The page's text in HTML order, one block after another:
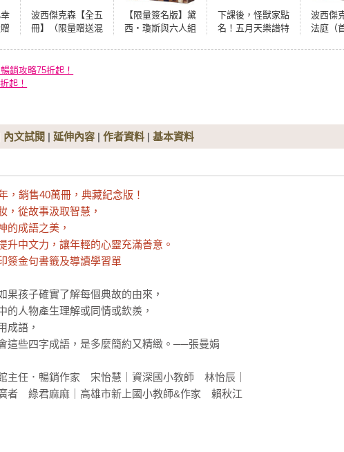
波西傑克森【全五
冊】（限量贈送混
集雙面書衣海報）
【限量簽名版】黛
西‧瓊斯與六人組
下課後，怪獸家點
名！五月天樂譜特
波西傑
法庭（
銷攻略75折起！
起！
內文試閱 | 延伸內容 | 作者資料 | 基本資料
，銷售40萬冊，典藏紀念版！
，從故事汲取智慧，
的成語之美，
升中文力，讓年輕的心靈充滿善意。
簽金句書籤及導讀學習單
果孩子確實了解每個典故的由來，
的人物產生理解或同情或欽羨，
成語，
這些四字成語，是多麼簡約又精緻。──張曼娟
主任．暢銷作家　宋怡慧｜資深國小教師　林怡辰｜
者　綠君麻麻｜高雄市新上國小教師&作家　賴秋江